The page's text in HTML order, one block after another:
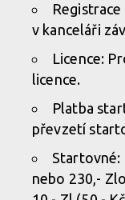
v kanceláři
Licence:
licence.
Platba
převzetí
Startovné:
nebo 230,-